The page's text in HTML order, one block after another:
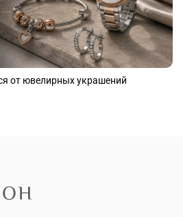
от ювелирных украшений